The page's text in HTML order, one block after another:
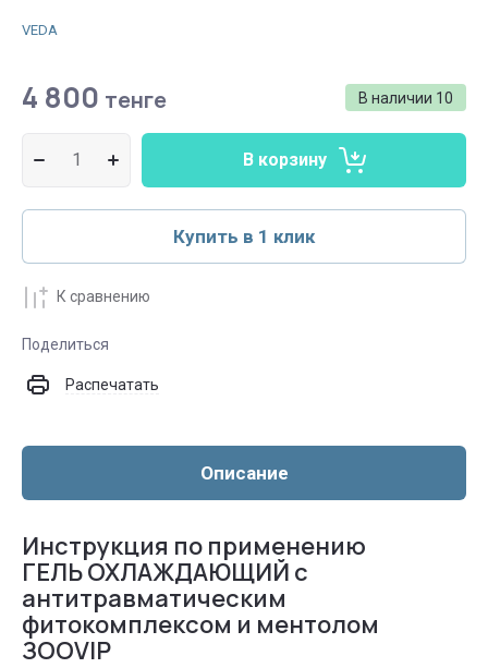
VEDA
В наличии 10
4 800 тенге
В корзину
Купить в 1 клик
К сравнению
Поделиться
Распечатать
Описание
Инструкция по применению
ГЕЛЬ ОХЛАЖДАЮЩИЙ с
антитравматическим
фитокомплексом и ментолом
ЗООVIP